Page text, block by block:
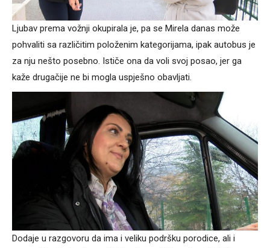
Ljubav prema vožnji okupirala je, pa se Mirela danas može
pohvaliti sa različitim položenim kategorijama, ipak autobus je
za nju nešto posebno. Ističe ona da voli svoj posao, jer ga
kaže drugačije ne bi mogla uspješno obavljati.
Dodaje u razgovoru da ima i veliku podršku porodice, ali i